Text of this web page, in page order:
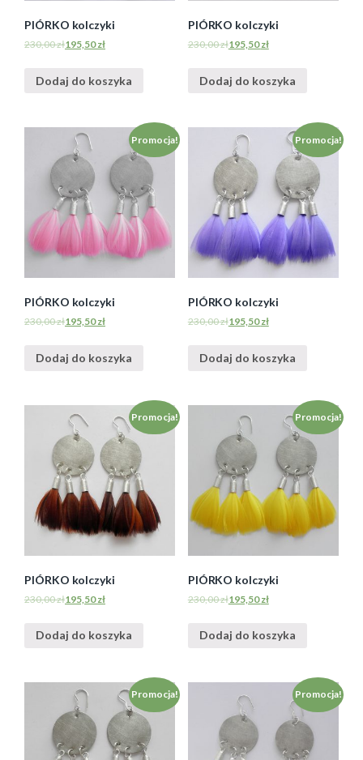
PIÓRKO kolczyki
230,00zł195,50zł
Dodaj do koszyka
PIÓRKO kolczyki
230,00zł195,50zł
Dodaj do koszyka
Promocja!
PIÓRKO kolczyki
230,00zł195,50zł
Dodaj do koszyka
Promocja!
PIÓRKO kolczyki
230,00zł195,50zł
Dodaj do koszyka
Promocja!
PIÓRKO kolczyki
230,00zł195,50zł
Dodaj do koszyka
Promocja!
PIÓRKO kolczyki
230,00zł195,50zł
Dodaj do koszyka
Promocja! Promocja!